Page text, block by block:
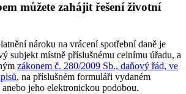
můžete zahájit řešení životní
nároku na vrácení spotřební daně je
subjekt místně příslušnému celnímu úřadu, a
zákonem č. 280/2009 Sb., daňový řád, ve
, na příslušném formuláři vydaném
jeho elektronickou podobou.